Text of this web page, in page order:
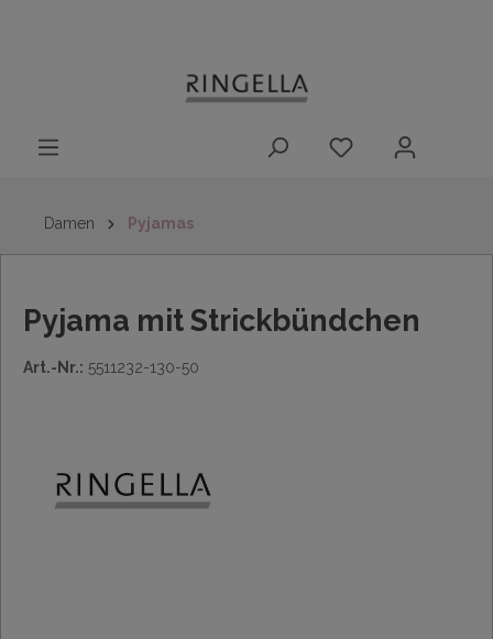
Damen Pyjamas
Pyjama mit Strickbündchen
Art.-Nr.: 5511232-130-50